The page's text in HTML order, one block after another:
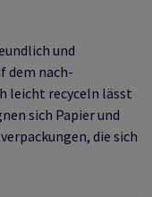
und
dem nach-
leicht recyceln lässt
sich Papier und
die sich